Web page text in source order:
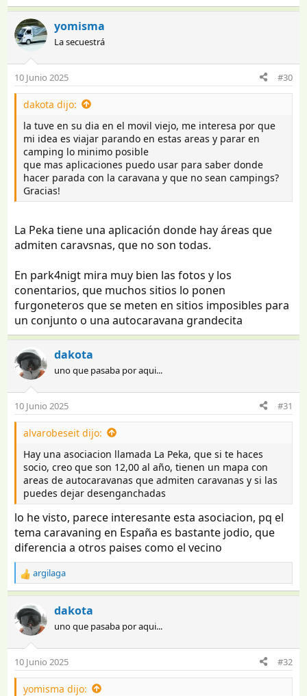
yomisma
La secuestrá
10 Junio 2025 #30
dakota dijo:
la tuve en su dia en el movil viejo, me interesa por que
mi idea es viajar parando en estas areas y parar en
camping lo minimo posible
que mas aplicaciones puedo usar para saber donde
hacer parada con la caravana y que no sean campings?
Gracias!
La Peka tiene una aplicación donde hay áreas que
admiten caravsnas, que no son todas.
En park4nigt mira muy bien las fotos y los
conentarios, que muchos sitios lo ponen
furgoneteros que se meten en sitios imposibles para
un conjunto o una autocaravana grandecita
dakota
uno que pasaba por aqui...
10 Junio 2025 #31
alvarobeseit dijo:
Hay una asociacion llamada La Peka, que si te haces
socio, creo que son 12,00 al año, tienen un mapa con
areas de autocaravanas que admiten caravanas y si las
puedes dejar desenganchadas
lo he visto, parece interesante esta asociacion, pq el
tema caravaning en España es bastante jodio, que
diferencia a otros paises como el vecino
R
e
c
c
o
n
e
s
argilaga
dakota
uno que pasaba por aqui...
10 Junio 2025 #32
yomisma dijo: